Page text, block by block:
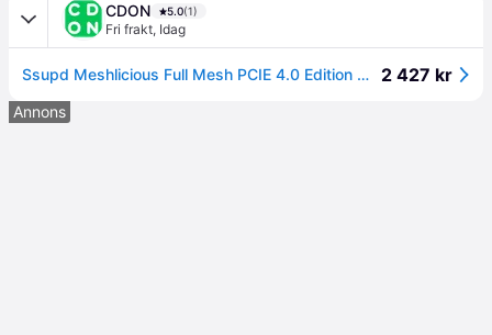
CDON 5.0(1)
Fri frakt, Idag
Ssupd Meshlicious Full Mesh PCIE 4.0 Edition Mini-ITX-kapsling - vit 2 427 kr
Annons